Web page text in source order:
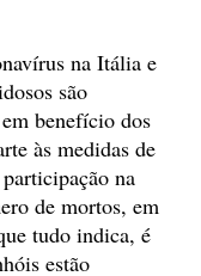
na Itália e
são
benefício dos
às medidas de
na
de mortos, em
tudo indica, é
estão